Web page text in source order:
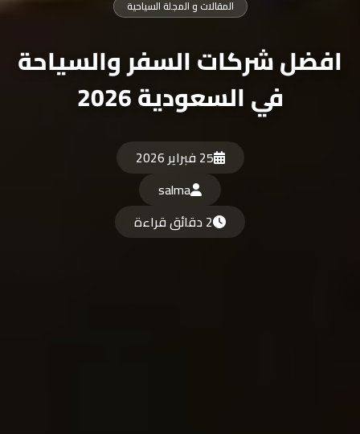
المقالات و المجلة السياحية
افضل شركات السفر والسياحة
في السعودية 2026
25 فبراير 2026
salma
2 دقائق قراءة